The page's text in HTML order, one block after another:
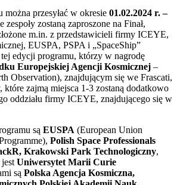
można przesyłać w okresie 01.02.2024 r. –
zespoły zostaną zaproszone na Finał,
m.in. z przedstawicieli firmy ICEYE,
EUSPA, PSPA i „SpaceShip”
edycji programu, którzy w nagrodę
Europejskiej Agencji Kosmicznej –
Observation), znajdującym się we Frascati,
które zajmą miejsca 1-3 zostaną dodatkowo
oddziału firmy ICEYE, znajdującego się w
są EUSPA (European Union
Polish Space Professionals
Krakowski Park Technologiczny,
Uniwersytet Marii Curie
są Polska Agencja Kosmiczna,